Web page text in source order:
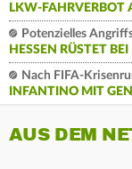
LKW-FAHRVERBOT
Potenzielles
HESSEN RÜSTET
Nach FIFA-
INFANTINO MIT
AUS DEM